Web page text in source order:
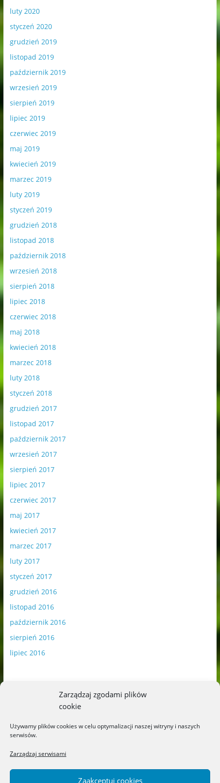
Zarządzaj zgodami plików
cookie
Używamy plików cookies w celu optymalizacji naszej witryny i naszych
serwisów.
Zarządzaj serwisami
Zaakceptuj cookies
luty 2020
styczeń 2020
grudzień 2019
listopad 2019
październik 2019
wrzesień 2019
sierpień 2019
lipiec 2019
czerwiec 2019
maj 2019
kwiecień 2019
marzec 2019
luty 2019
styczeń 2019
grudzień 2018
listopad 2018
październik 2018
wrzesień 2018
sierpień 2018
lipiec 2018
czerwiec 2018
maj 2018
kwiecień 2018
marzec 2018
luty 2018
styczeń 2018
grudzień 2017
listopad 2017
październik 2017
wrzesień 2017
sierpień 2017
lipiec 2017
czerwiec 2017
maj 2017
kwiecień 2017
marzec 2017
luty 2017
styczeń 2017
grudzień 2016
listopad 2016
październik 2016
sierpień 2016
lipiec 2016